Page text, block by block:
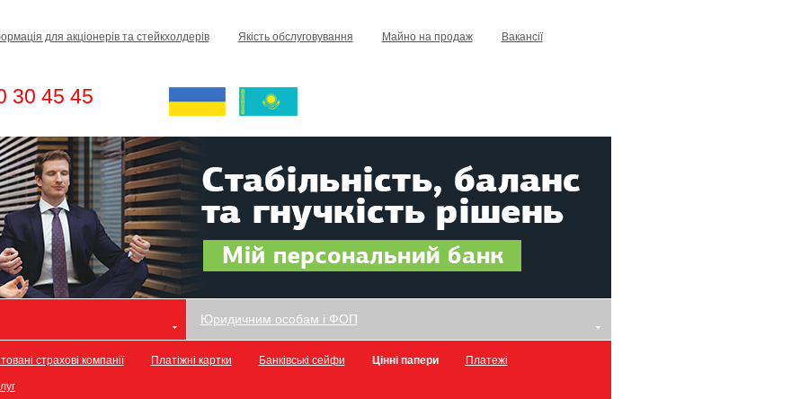
для акціонерів та стейкхолдерів Якість обслуговування Майно на продаж
Вакансії
30 45 45
Юридичним особам і ФОП
страхові компанії Платіжні картки Банківські сейфи Цінні папери Платежі